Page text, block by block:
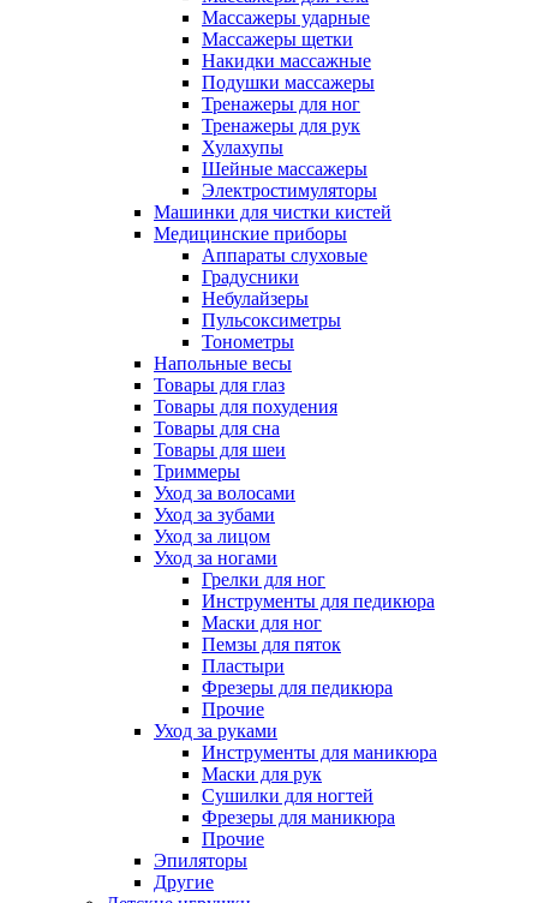
Массажеры ударные
Массажеры щетки
Накидки массажные
Подушки массажеры
Тренажеры для ног
Тренажеры для рук
Хулахупы
Шейные массажеры
Электростимуляторы
Машинки для чистки кистей
Медицинские приборы
Аппараты слуховые
Градусники
Небулайзеры
Пульсоксиметры
Тонометры
Напольные весы
Товары для глаз
Товары для похудения
Товары для сна
Товары для шеи
Триммеры
Уход за волосами
Уход за зубами
Уход за лицом
Уход за ногами
Грелки для ног
Инструменты для педикюра
Маски для ног
Пемзы для пяток
Пластыри
Фрезеры для педикюра
Прочие
Уход за руками
Инструменты для маникюра
Маски для рук
Сушилки для ногтей
Фрезеры для маникюра
Прочие
Эпиляторы
Другие